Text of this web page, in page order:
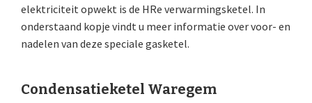
elektriciteit opwekt is de HRe verwarmingsketel. In
onderstaand kopje vindt u meer informatie over voor- en
nadelen van deze speciale gasketel.
Condensatieketel Waregem